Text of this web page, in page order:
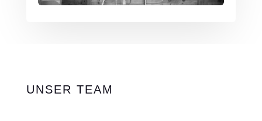
UNSER TEAM